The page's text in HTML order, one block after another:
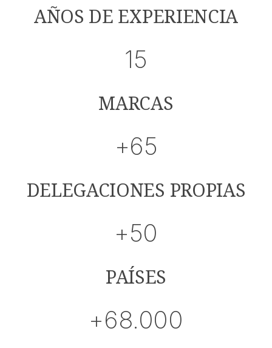
AÑOS DE EXPERIENCIA
15
MARCAS
+65
DELEGACIONES PROPIAS
+50
PAÍSES
+68.000